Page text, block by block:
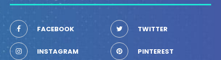
FACEBOOK TWITTER
INSTAGRAM PINTEREST